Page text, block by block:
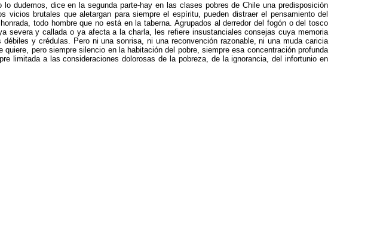
dudemos, dice en la segunda parte-hay en las clases pobres de Chile una predisposición
brutales que aletargan para siempre el espíritu, pueden distraer el pensamiento del
todo hombre que no está en la taberna. Agrupados al derredor del fogón o del tosco
severa y callada o ya afecta a la charla, les refiere insustanciales consejas cuya memoria
y crédulas. Pero ni una sonrisa, ni una reconvención razonable, ni una muda caricia
pero siempre silencio en la habitación del pobre, siempre esa concentración profunda
limitada a las consideraciones dolorosas de la pobreza, de la ignorancia, del infortunio en